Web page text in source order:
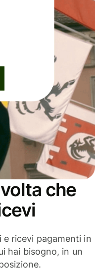
che
e ricevi pagamenti in
hai bisogno, in un